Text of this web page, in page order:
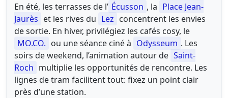
En été, les terrasses de l’ Écusson , la Place Jean-
Jaurès et les rives du Lez concentrent les envies
de sortie. En hiver, privilégiez les cafés cosy, le
MO.CO. ou une séance ciné à Odysseum . Les
soirs de weekend, l’animation autour de Saint-
Roch multiplie les opportunités de rencontre. Les
lignes de tram facilitent tout: fixez un point clair
près d’une station.